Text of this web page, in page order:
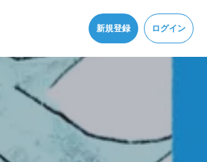
新規登録
ログイン